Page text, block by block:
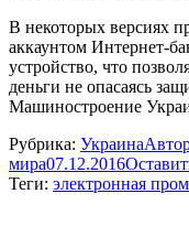
В некоторых версиях
аккаунтом Интернет-
устройство, что
деньги не опасаясь
Машиностроение
Рубрика: Украина
мира07.12.2016
Теги: электронная